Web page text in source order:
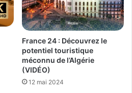
France 24 : Découvrez le
potentiel touristique
méconnu de l’Algérie
(VIDÉO)
12 mai 2024